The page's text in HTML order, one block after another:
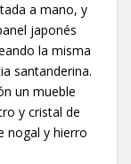
a mano, y
japonés
la misma
santanderina.
un mueble
y cristal de
nogal y hierro